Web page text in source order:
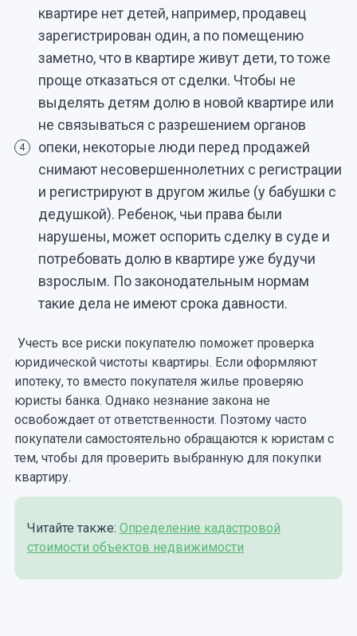
4
квартире нет детей, например, продавец
зарегистрирован один, а по помещению
заметно, что в квартире живут дети, то тоже
проще отказаться от сделки. Чтобы не
выделять детям долю в новой квартире или
не связываться с разрешением органов
опеки, некоторые люди перед продажей
снимают несовершеннолетних с регистрации
и регистрируют в другом жилье (у бабушки с
дедушкой). Ребенок, чьи права были
нарушены, может оспорить сделку в суде и
потребовать долю в квартире уже будучи
взрослым. По законодательным нормам
такие дела не имеют срока давности.
Учесть все риски покупателю поможет проверка
юридической чистоты квартиры. Если оформляют
ипотеку, то вместо покупателя жилье проверяю
юристы банка. Однако незнание закона не
освобождает от ответственности. Поэтому часто
покупатели самостоятельно обращаются к юристам с
тем, чтобы для проверить выбранную для покупки
квартиру.
Читайте также: Определение кадастровой
стоимости объектов недвижимости